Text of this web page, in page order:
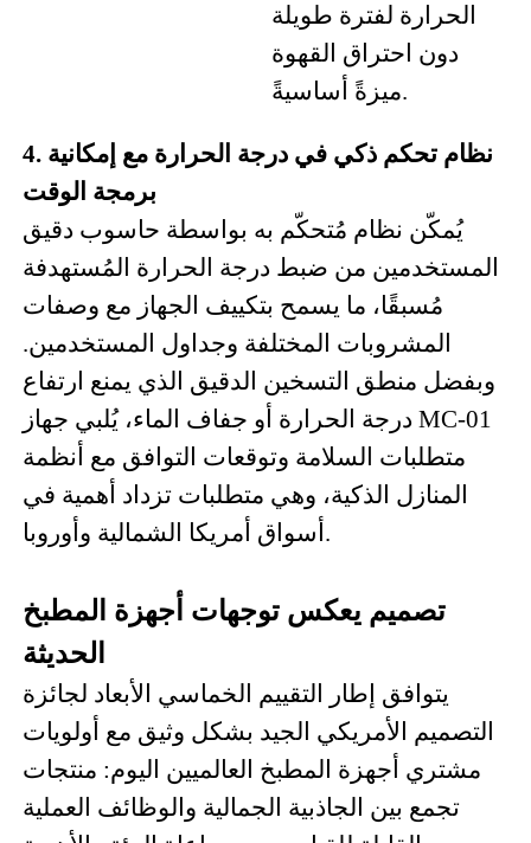
الحرارة لفترة طويلة
دون احتراق القهوة
ميزةً أساسيةً.
4. نظام تحكم ذكي في درجة الحرارة مع إمكانية
برمجة الوقت
يُمكّن نظام مُتحكّم به بواسطة حاسوب دقيق
المستخدمين من ضبط درجة الحرارة المُستهدفة
مُسبقًا، ما يسمح بتكييف الجهاز مع وصفات
المشروبات المختلفة وجداول المستخدمين.
وبفضل منطق التسخين الدقيق الذي يمنع ارتفاع
درجة الحرارة أو جفاف الماء، يُلبي جهاز MC-01
متطلبات السلامة وتوقعات التوافق مع أنظمة
المنازل الذكية، وهي متطلبات تزداد أهمية في
أسواق أمريكا الشمالية وأوروبا.
تصميم يعكس توجهات أجهزة المطبخ
الحديثة
يتوافق إطار التقييم الخماسي الأبعاد لجائزة
التصميم الأمريكي الجيد بشكل وثيق مع أولويات
مشتري أجهزة المطبخ العالميين اليوم: منتجات
تجمع بين الجاذبية الجمالية والوظائف العملية